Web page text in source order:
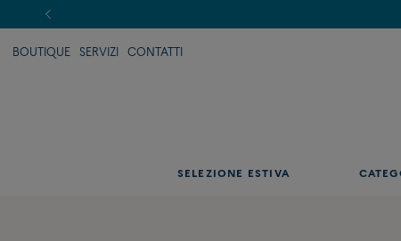
BOUTIQUE SERVIZI CONTATTI
SELEZIONE ESTIVA